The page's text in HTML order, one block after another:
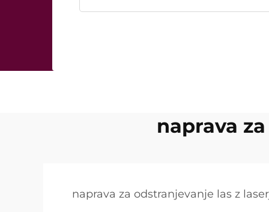
naprava
naprava za odstranjevanje las z